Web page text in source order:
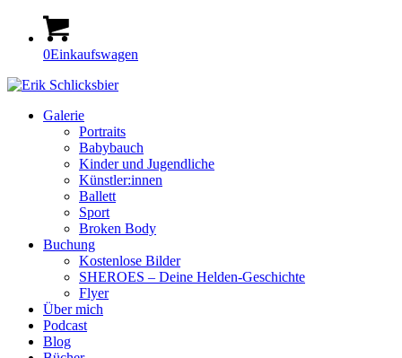
0Einkaufswagen
Galerie
Portraits
Babybauch
Kinder und Jugendliche
Künstler:innen
Ballett
Sport
Broken Body
Buchung
Kostenlose Bilder
SHEROES – Deine Helden-Geschichte
Flyer
Über mich
Podcast
Blog